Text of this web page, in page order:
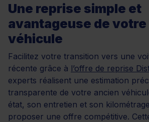
Une reprise simple et
avantageuse de votre
véhicule
Facilitez votre transition vers une
récente grâce à l’offre de reprise
experts réalisent une estimation
transparente de votre ancien
état, son entretien et son
proposer une offre compétitive.